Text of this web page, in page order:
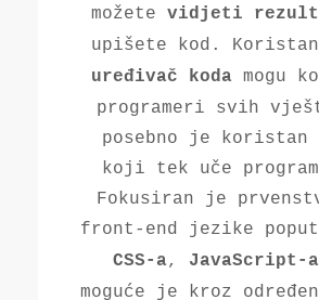
možete vidjeti
upišete kod. Koristan
uređivač koda mogu
programeri svih
posebno je koristan
koji tek uče
Fokusiran je
front-end jezike poput
CSS-a, JavaScript-a
moguće je kroz